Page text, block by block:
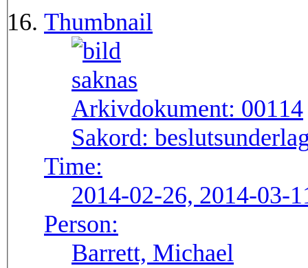
Thumbnail
Arkivdokument: 00114
Sakord:
Time:
2014-02-26, 2014-03-
Person:
Barrett, Michael